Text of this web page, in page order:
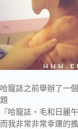
哈寵誌之前舉辦了一
題
『哈寵誌‧毛和日麗午
而我非常非常幸運的